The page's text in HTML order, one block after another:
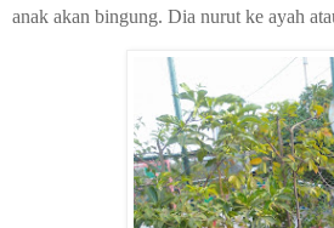
anak akan bingung. Dia nurut ke ayah